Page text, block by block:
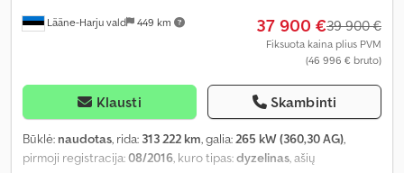
Lääne-Harju vald 449 km 37 900 €39 900 €
Fiksuota kaina plius PVM
(46 996 € bruto)
Klausti Skambinti
Būklė: naudotas, rida: 313 222 km, galia:265 kW (360,30 AG),
pirmoji registracija:08/2016, kuro tipas:dyzelinas, ašių